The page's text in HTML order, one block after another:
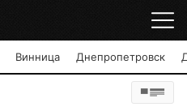
Винница Днепропетровск